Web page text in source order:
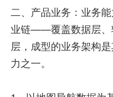
二、产品业务：业务
业链——覆盖数据层、
层，成型的业务架构
力之一。